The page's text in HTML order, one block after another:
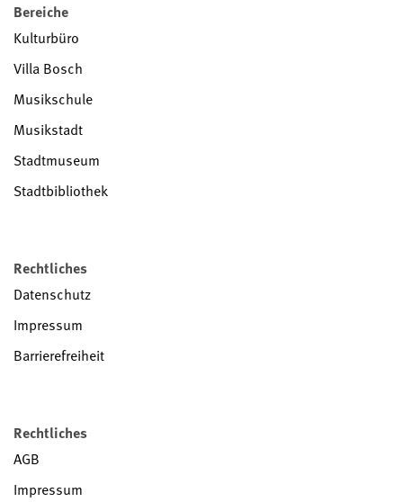
Bereiche
Kulturbüro
Villa Bosch
Musikschule
Musikstadt
Stadtmuseum
Stadtbibliothek
Rechtliches
Datenschutz
Impressum
Barrierefreiheit
Rechtliches
AGB
Impressum